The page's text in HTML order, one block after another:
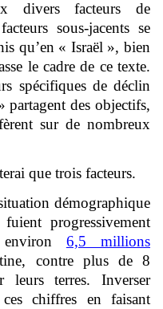
divers facteurs de
sous-jacents se
qu’en « Israël », bien
le cadre de ce texte.
spécifiques de déclin
partagent des objectifs,
sur de nombreux
que trois facteurs.
démographique
progressivement
6,5 millions
contre plus de 8
leurs terres. Inverser
chiffres en faisant